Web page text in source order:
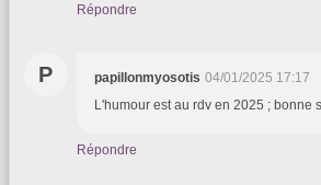
Répondre
P papillonmyosotis 04/01/2025 17:17
L'humour est au rdv en 2025 ; bonne
Répondre